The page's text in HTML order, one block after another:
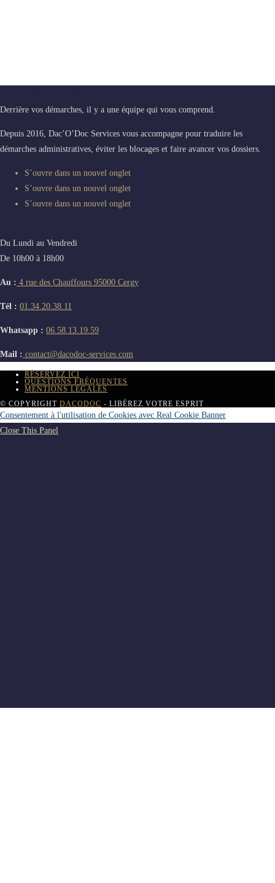
Derrière vos démarches, il y a une équipe qui vous comprend.
Depuis 2016, Dac’O’Doc Services vous accompagne pour traduire les
démarches administratives, éviter les blocages et faire avancer vos dossiers.
S’ouvre dans un nouvel onglet
S’ouvre dans un nouvel onglet
S’ouvre dans un nouvel onglet
Du Lundi au Vendredi
De 10h00 à 18h00
Au : 4 rue des Chauffours 95000 Cergy
Tél : 01.34.20.38.11
Whatsapp : 06.58.13.19.59
Mail : contact@dacodoc-services.com
RÉSERVEZ ICI
QUESTIONS FRÉQUENTES
MENTIONS LÉGALES
© COPYRIGHT DACODOC - LIBÉREZ VOTRE ESPRIT
Consentement à l'utilisation de Cookies avec Real Cookie Banner
Close This Panel